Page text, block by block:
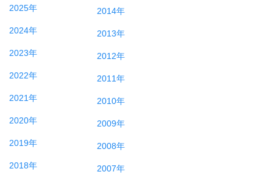
2025年
2024年
2023年
2022年
2021年
2020年
2019年
2018年
2014年
2013年
2012年
2011年
2010年
2009年
2008年
2007年